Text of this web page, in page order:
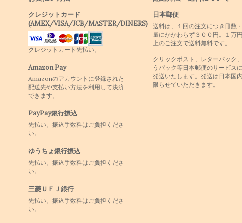
クレジットカード
(AMEX/VISA/JCB/MASTER/DINERS)
クレジットカート先払い。
Amazon Pay
Amazonのアカウントに登録された
配送先や支払い方法を利用して決済
できます。
PayPay銀行振込
先払い。振込手数料はご負担くださ
い。
ゆうちょ銀行振込
先払い。振込手数料はご負担くださ
い。
三菱ＵＦＪ銀行
先払い。振込手数料はご負担くださ
い。
日本郵便
送料は、１回の注文につき冊数
量にかかわらず３００円。１万
上のご注文で送料無料です。
クリックポスト、レターパック
うパック等日本郵便のサービス
発送いたします。発送は日本国
限らせていただきます。